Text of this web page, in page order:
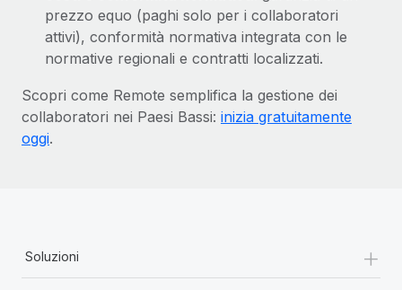
prezzo equo (paghi solo per i collaboratori
attivi), conformità normativa integrata con le
normative regionali e contratti localizzati.
Scopri come Remote semplifica la gestione dei
collaboratori nei Paesi Bassi: inizia gratuitamente
oggi.
Soluzioni +